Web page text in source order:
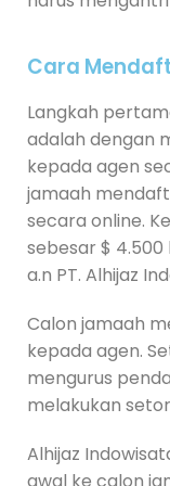
Cara
Langkah
adalah dengan
kepada agen
jamaah
secara online.
sebesar $ 4.500
a.n PT. Alhijaz
Calon jamaah
kepada agen.
mengurus
melakukan
Alhijaz